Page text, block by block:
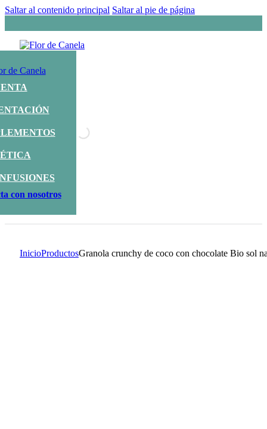
Saltar al contenido principal Saltar al pie de página
con nosotros
InicioProductosGranola crunchy de coco con chocolate Bio sol